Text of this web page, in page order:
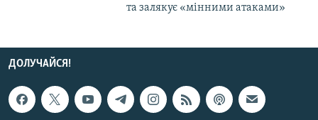
та залякує «мінними атаками»
ДОЛУЧАЙСЯ!